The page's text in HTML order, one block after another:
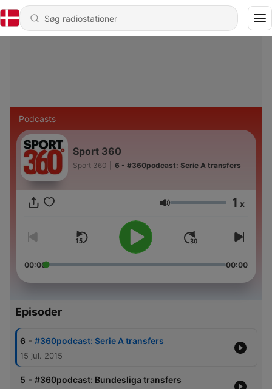
Podcasts
Sport 360
Sport 360 6 - #360podcast: Serie A transfers
Lydstyrke 1 x
00:00 00:00
Episoder
6 - #360podcast: Serie A transfers
15 jul. 2015
5 - #360podcast: Bundesliga transfers